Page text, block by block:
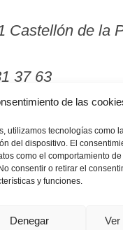
de las
utilizamos tecnologías como
del dispositivo. El
como el comportamiento
consentir o retirar el
y funciones.
Denegar Ver
Castellón de la
37 63